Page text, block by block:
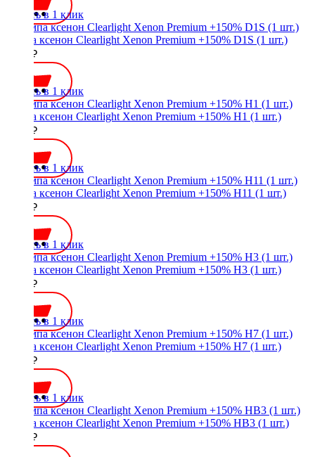
Купить в 1 клик
Лампа ксенон Clearlight Xenon Premium +150% D1S (1 шт.)
2000 ₽
Купить в 1 клик
Лампа ксенон Clearlight Xenon Premium +150% H1 (1 шт.)
1200 ₽
Купить в 1 клик
Лампа ксенон Clearlight Xenon Premium +150% H11 (1 шт.)
1200 ₽
Купить в 1 клик
Лампа ксенон Clearlight Xenon Premium +150% H3 (1 шт.)
1200 ₽
Купить в 1 клик
Лампа ксенон Clearlight Xenon Premium +150% H7 (1 шт.)
1200 ₽
Купить в 1 клик
Лампа ксенон Clearlight Xenon Premium +150% HB3 (1 шт.)
1200 ₽